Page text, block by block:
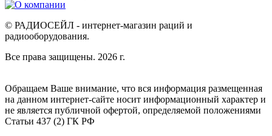
© РАДИОСЕЙЛ - интернет-магазин раций и
радиооборудования.
Все права защищены. 2026 г.
Обращаем Ваше внимание, что вся информация размещенная
на данном интернет-сайте носит информационный характер и
не является публичной офертой, определяемой положениями
Статьи 437 (2) ГК РФ